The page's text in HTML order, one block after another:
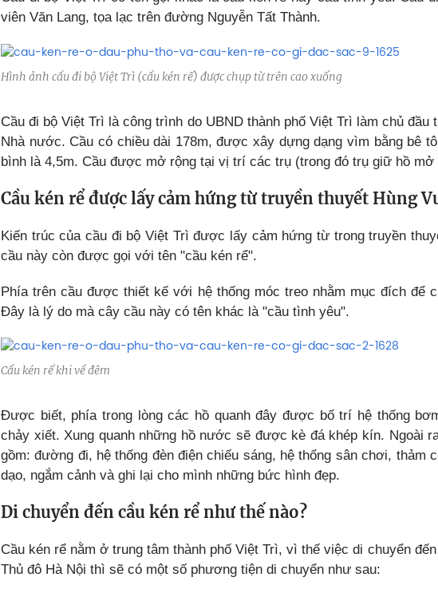
viên Văn Lang, tọa lạc trên đường Nguyễn Tất Thành.
Hình ảnh cầu đi bộ Việt Trì (cầu kén rể) được chụp từ trên cao xuống
Cầu đi bộ Việt Trì là công trình do UBND thành phố Việt Trì làm chủ
Nhà nước. Cầu có chiều dài 178m, được xây dựng dạng vìm bằng bê
bình là 4,5m. Cầu được mở rộng tại vị trí các trụ (trong đó trụ giữ hồ mở
Cầu kén rể được lấy cảm hứng từ truyền thuyết Hùng
Kiến trúc của cầu đi bộ Việt Trì được lấy cảm hứng từ trong truyền
cầu này còn được gọi với tên "cầu kén rể".
Phía trên cầu được thiết kế với hệ thống móc treo nhằm mục đích để
Đây là lý do mà cây cầu này có tên khác là "cầu tình yêu".
Cầu kén rể khi về đêm
Được biết, phía trong lòng các hồ quanh đây được bố trí hệ thống
chảy xiết. Xung quanh những hồ nước sẽ được kè đá khép kín. Ngoài
gồm: đường đi, hệ thống đèn điện chiếu sáng, hệ thống sân chơi,
dạo, ngắm cảnh và ghi lại cho mình những bức hình đẹp.
Di chuyển đến cầu kén rể như thế nào?
Cầu kén rể nằm ở trung tâm thành phố Việt Trì, vì thế việc di chuyển
Thủ đô Hà Nội thì sẽ có một số phương tiện di chuyển như sau: